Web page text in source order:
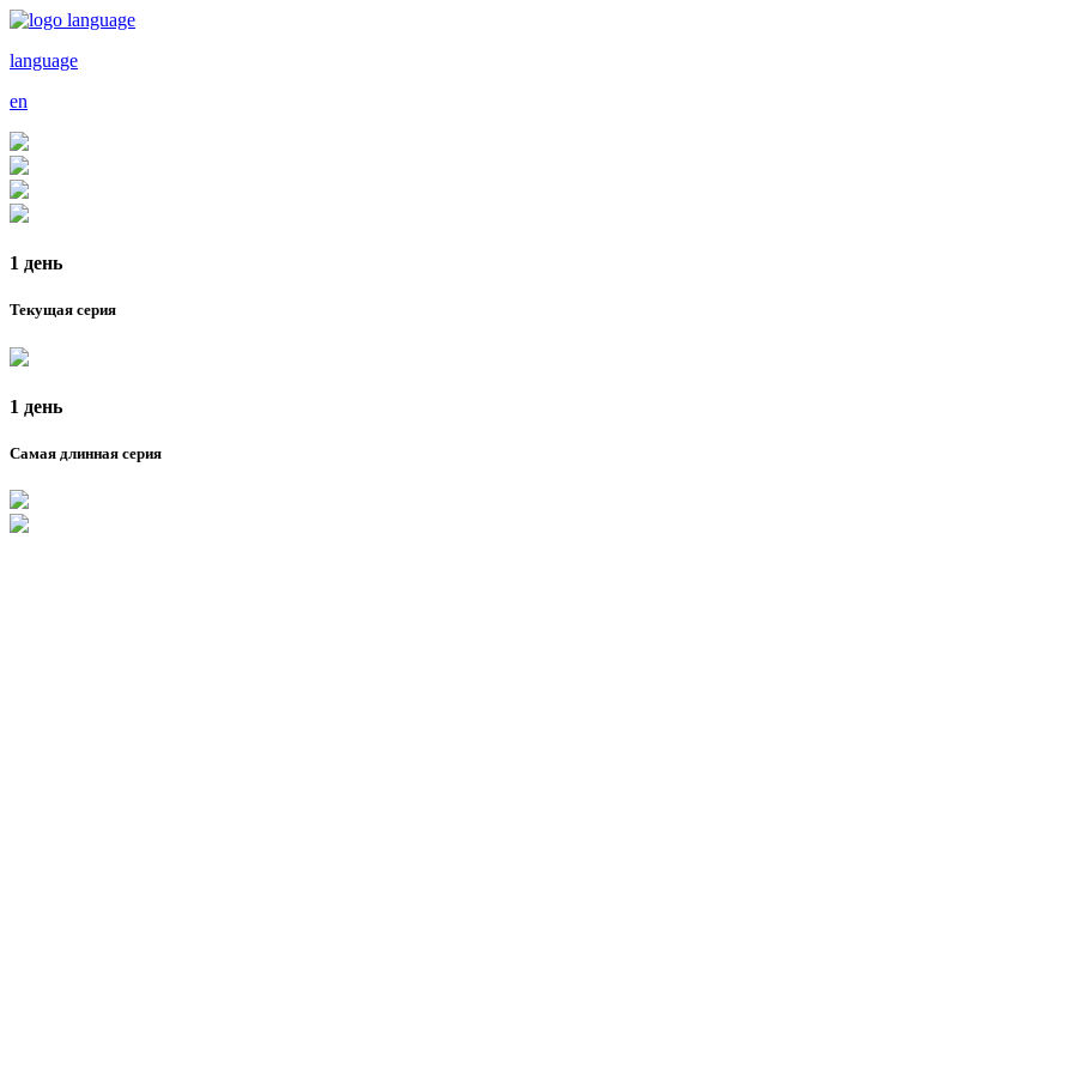
language
en
1 день
Текущая серия
1 день
Самая длинная серия